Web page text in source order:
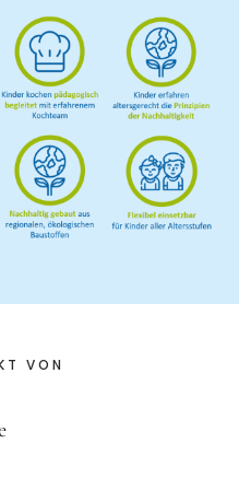
– Mit allen Sinnen
FÖJ
VON